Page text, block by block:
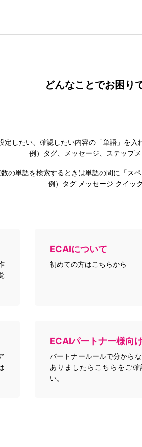
どんなことでお困り
定したい、確認したい内容の「単語」を入
例）タグ、メッセージ、ステップ
の単語を検索するときは単語の間に「スペ
例）タグ メッセージ クイッ
ECAIについて
初めての方はこちらから
ECAIパートナー様向
パートナールールで分から
ありましたらこちらをご確
い。